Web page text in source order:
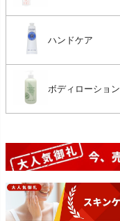
ハンドケア
ボディローション